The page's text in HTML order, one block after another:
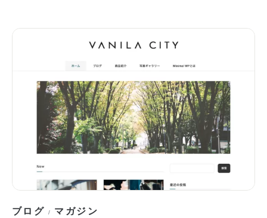
ブログ / マガジン